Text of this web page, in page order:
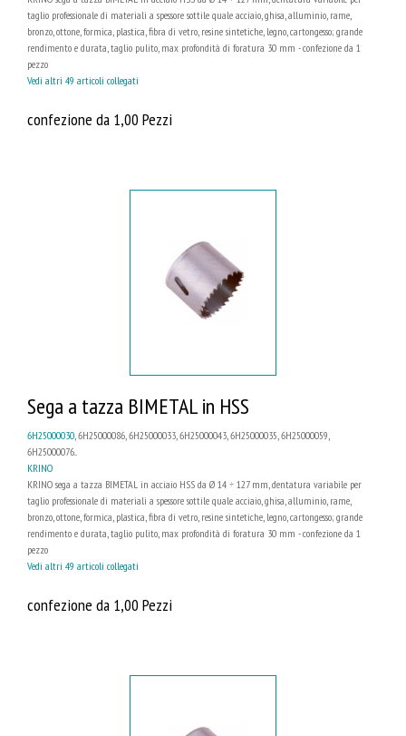
taglio professionale di materiali a spessore sottile quale acciaio, ghisa, alluminio, rame,
bronzo, ottone, formica, plastica, fibra di vetro, resine sintetiche, legno, cartongesso; grande
rendimento e durata, taglio pulito, max profondità di foratura 30 mm - confezione da 1
pezzo
Vedi altri 49 articoli collegati
confezione da 1,00 Pezzi
Sega a tazza BIMETAL in HSS
6H25000030 , 6H25000086, 6H25000033, 6H25000043, 6H25000035, 6H25000059,
6H25000076...
KRINO
KRINO sega a tazza BIMETAL in acciaio HSS da Ø 14 ÷ 127 mm, dentatura variabile per
taglio professionale di materiali a spessore sottile quale acciaio, ghisa, alluminio, rame,
bronzo, ottone, formica, plastica, fibra di vetro, resine sintetiche, legno, cartongesso; grande
rendimento e durata, taglio pulito, max profondità di foratura 30 mm - confezione da 1
pezzo
Vedi altri 49 articoli collegati
confezione da 1,00 Pezzi